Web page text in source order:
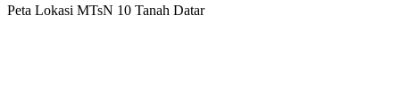
Peta Lokasi MTsN 10 Tanah Datar